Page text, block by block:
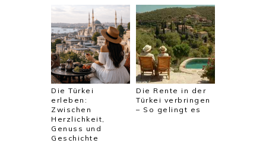
Die Türkei
erleben:
Zwischen
Herzlichkeit,
Genuss und
Geschichte
Die Rente in der
Türkei verbringen
– So gelingt es